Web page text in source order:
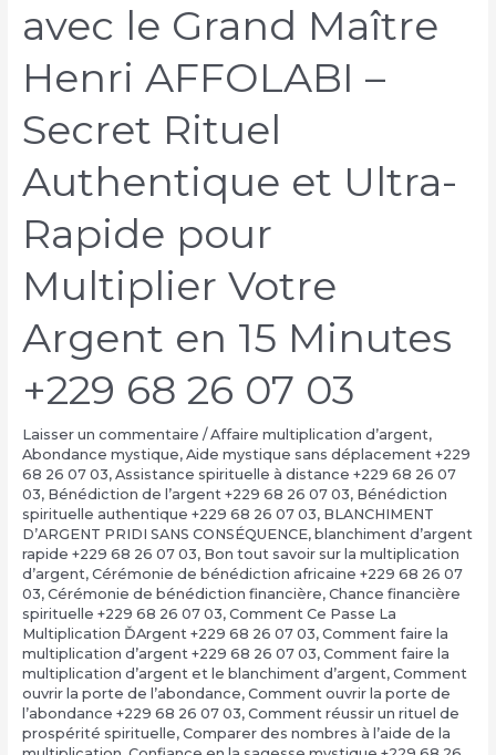
avec le Grand Maître
Henri AFFOLABI –
Secret Rituel
Authentique et Ultra-
Rapide pour
Multiplier Votre
Argent en 15 Minutes
+229 68 26 07 03
Laisser un commentaire /Affaire multiplication d’argent,
Abondance mystique, Aide mystique sans déplacement +229
68 26 07 03, Assistance spirituelle à distance +229 68 26 07
03, Bénédiction de l’argent +229 68 26 07 03, Bénédiction
spirituelle authentique +229 68 26 07 03, BLANCHIMENT
D’ARGENT PRIDI SANS CONSÉQUENCE, blanchiment d’argent
rapide +229 68 26 07 03, Bon tout savoir sur la multiplication
d’argent, Cérémonie de bénédiction africaine +229 68 26 07
03, Cérémonie de bénédiction financière, Chance financière
spirituelle +229 68 26 07 03, Comment Ce Passe La
Multiplication ĎArgent +229 68 26 07 03, Comment faire la
multiplication d’argent +229 68 26 07 03, Comment faire la
multiplication d’argent et le blanchiment d’argent, Comment
ouvrir la porte de l’abondance, Comment ouvrir la porte de
l’abondance +229 68 26 07 03, Comment réussir un rituel de
prospérité spirituelle, Comparer des nombres à l’aide de la